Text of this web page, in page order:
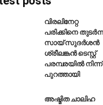
ഫിഫ
വിരലിനേറ്റ
പരിക്കിനെ
സായ് സുദർശൻ
ശ്രീലങ്കൻ ടെസ്റ്റ്
പരമ്പരയിൽ നിന്ന്
പുറത്തായി
അഷ്മിത ചാലിഹ